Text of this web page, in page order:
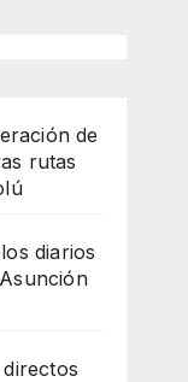
de
rutas
diarios